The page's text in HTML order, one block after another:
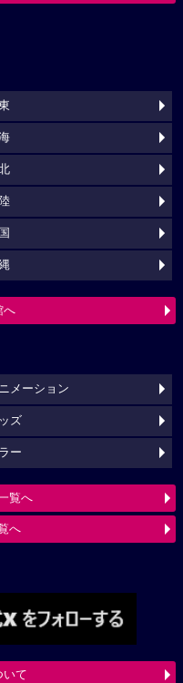
へ
メーション
ズ
ー
覧へ
へ
いて